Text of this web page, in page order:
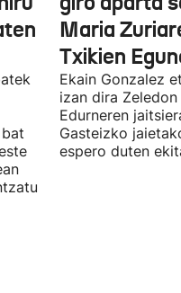
Maria
Txikien
Ekain Gonzalez
izan dira
Edurneren
Gasteizko
espero duten